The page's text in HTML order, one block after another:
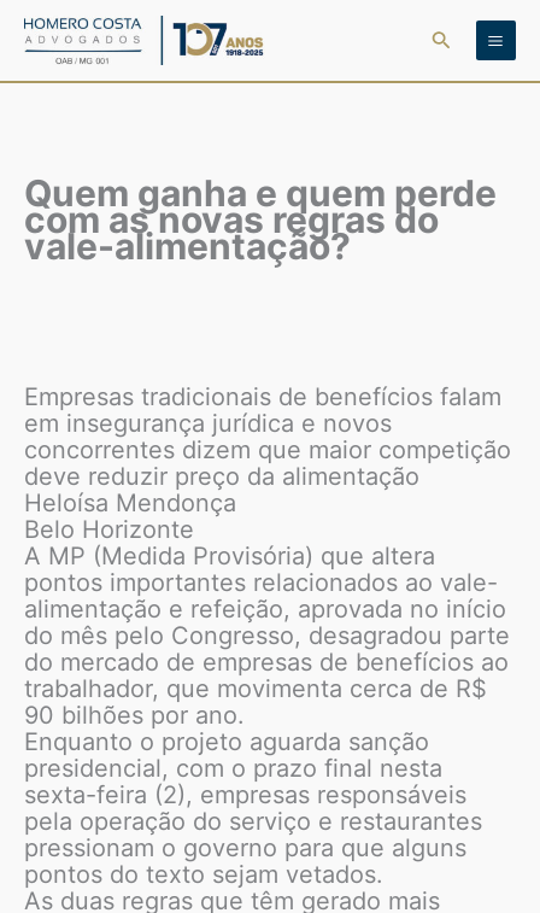
para
Pesquisar
Quem ganha e quem perde
com as novas regras do
vale-alimentação?
Empresas tradicionais de benefícios falam
em insegurança jurídica e novos
concorrentes dizem que maior competição
deve reduzir preço da alimentação
Heloísa Mendonça
Belo Horizonte
A MP (Medida Provisória) que altera
pontos importantes relacionados ao vale-
alimentação e refeição, aprovada no início
do mês pelo Congresso, desagradou parte
do mercado de empresas de benefícios ao
trabalhador, que movimenta cerca de R$
90 bilhões por ano.
Enquanto o projeto aguarda sanção
presidencial, com o prazo final nesta
sexta-feira (2), empresas responsáveis
pela operação do serviço e restaurantes
pressionam o governo para que alguns
pontos do texto sejam vetados.
As duas regras que têm gerado mais